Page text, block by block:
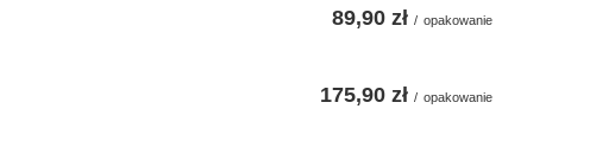
89,90 zł / opakowanie
175,90 zł / opakowanie